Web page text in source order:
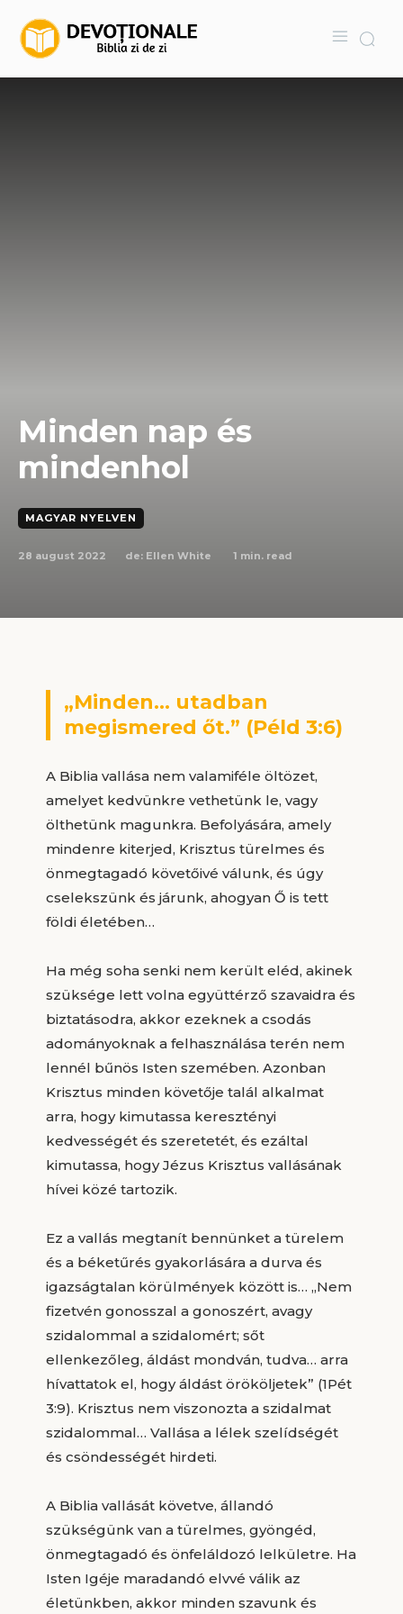
Minden nap és
mindenhol
MAGYAR NYELVEN
28 august 2022 de: Ellen White 1 min. read
„Minden… utadban
megismered őt.” (Péld 3:6)
A Biblia vallása nem valamiféle öltözet,
amelyet kedvünkre vethetünk le, vagy
ölthetünk magunkra. Befolyására, amely
mindenre kiterjed, Krisztus türelmes és
önmegtagadó követőivé válunk, és úgy
cselekszünk és járunk, ahogyan Ő is tett
földi életében…
Ha még soha senki nem került eléd, akinek
szüksége lett volna együttérző szavaidra és
biztatásodra, akkor ezeknek a csodás
adományoknak a felhasználása terén nem
lennél bűnös Isten szemében. Azonban
Krisztus minden követője talál alkalmat
arra, hogy kimutassa keresztényi
kedvességét és szeretetét, és ezáltal
kimutassa, hogy Jézus Krisztus vallásának
hívei közé tartozik.
Ez a vallás megtanít bennünket a türelem
és a béketűrés gyakorlására a durva és
igazságtalan körülmények között is… „Nem
fizetvén gonosszal a gonoszért, avagy
szidalommal a szidalomért; sőt
ellenkezőleg, áldást mondván, tudva… arra
hívattatok el, hogy áldást örököljetek” (1Pét
3:9). Krisztus nem viszonozta a szidalmat
szidalommal… Vallása a lélek szelídségét
és csöndességét hirdeti.
A Biblia vallását követve, állandó
szükségünk van a türelmes, gyöngéd,
önmegtagadó és önfeláldozó lelkületre. Ha
Isten Igéje maradandó elvvé válik az
életünkben, akkor minden szavunk és